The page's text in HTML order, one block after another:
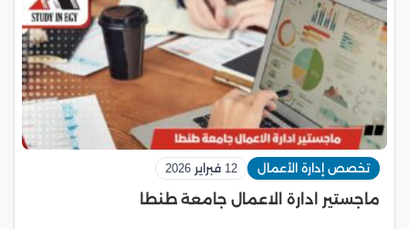
تخصص إدارة الأعمال 12 فبراير 2026
ماجستير ادارة الاعمال جامعة طنطا